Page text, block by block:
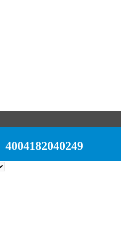
4004182040249